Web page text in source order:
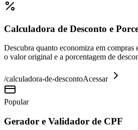
Calculadora de Desconto e
Descubra quanto economiza em
o valor original e a porcentagem de
/calculadora-de-descontoAcessar
Popular
Gerador e Validador de CPF